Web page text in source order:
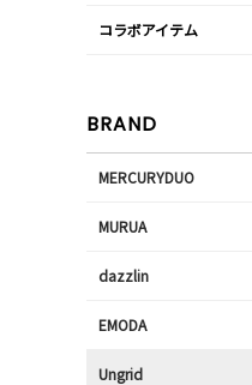
コラボアイテム
BRAND
MERCURYDUO
MURUA
dazzlin
EMODA
Ungrid